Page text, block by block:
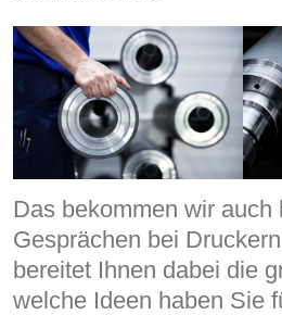
Das bekommen wir auch
Gesprächen bei
bereitet Ihnen dabei die
welche Ideen haben Sie